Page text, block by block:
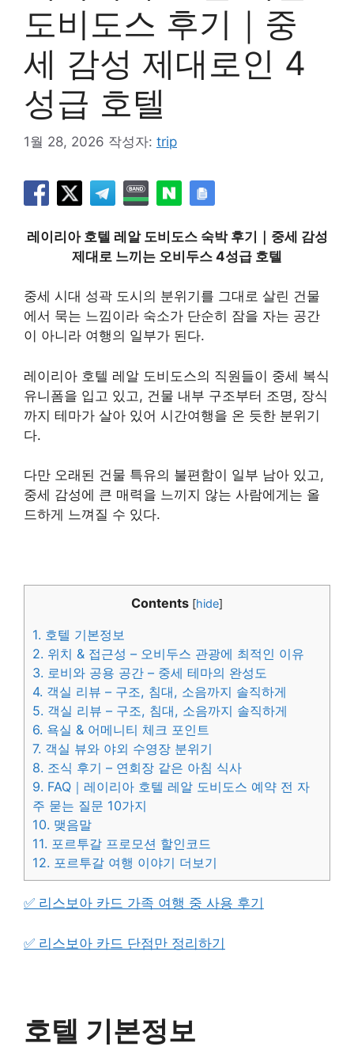
도비도스 후기｜중
세 감성 제대로인 4
성급 호텔
1월 28, 2026 작성자: trip
레이리아 호텔 레알 도비도스 숙박 후기｜중세 감성
제대로 느끼는 오비두스 4성급 호텔
중세 시대 성곽 도시의 분위기를 그대로 살린 건물
에서 묵는 느낌이라 숙소가 단순히 잠을 자는 공간
이 아니라 여행의 일부가 된다.
레이리아 호텔 레알 도비도스의 직원들이 중세 복식
유니폼을 입고 있고, 건물 내부 구조부터 조명, 장식
까지 테마가 살아 있어 시간여행을 온 듯한 분위기
다.
다만 오래된 건물 특유의 불편함이 일부 남아 있고,
중세 감성에 큰 매력을 느끼지 않는 사람에게는 올
드하게 느껴질 수 있다.
Contents [hide]
1. 호텔 기본정보
2. 위치 & 접근성 – 오비두스 관광에 최적인 이유
3. 로비와 공용 공간 – 중세 테마의 완성도
4. 객실 리뷰 – 구조, 침대, 소음까지 솔직하게
5. 객실 리뷰 – 구조, 침대, 소음까지 솔직하게
6. 욕실 & 어메니티 체크 포인트
7. 객실 뷰와 야외 수영장 분위기
8. 조식 후기 – 연회장 같은 아침 식사
9. FAQ｜레이리아 호텔 레알 도비도스 예약 전 자
주 묻는 질문 10가지
10. 맺음말
11. 포르투갈 프로모션 할인코드
12. 포르투갈 여행 이야기 더보기
✅ 리스보아 카드 가족 여행 중 사용 후기
✅ 리스보아 카드 단점만 정리하기
호텔 기본정보